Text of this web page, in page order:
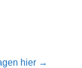
hier →